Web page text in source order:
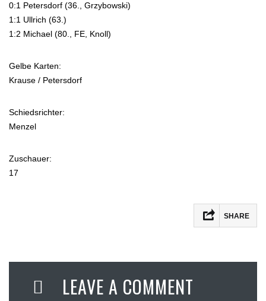
0:1 Petersdorf (36., Grzybowski)
1:1 Ullrich (63.)
1:2 Michael (80., FE, Knoll)
Gelbe Karten:
Krause / Petersdorf
Schiedsrichter:
Menzel
Zuschauer:
17
SHARE
LEAVE A COMMENT